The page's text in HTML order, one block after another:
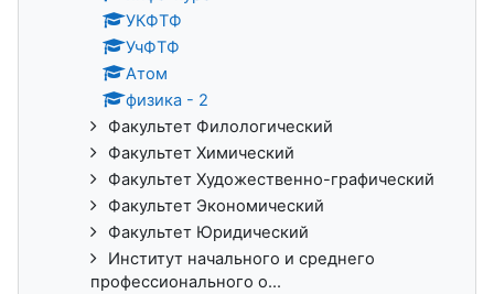
УКФТФ
УчФТФ
Атом
физика - 2
Факультет Филологический
Факультет Химический
Факультет Художественно-графический
Факультет Экономический
Факультет Юридический
Институт начального и среднего
профессионального о...